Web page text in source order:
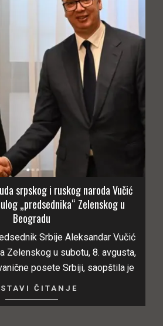
srpskog i ruskog naroda Vučić
„predsednika“ Zelenskog u
Beogradu
Srbije Aleksandar Vučić
Zelenskog u subotu, 8. avgusta,
posete Srbiji, saopštila je
ČITANJE